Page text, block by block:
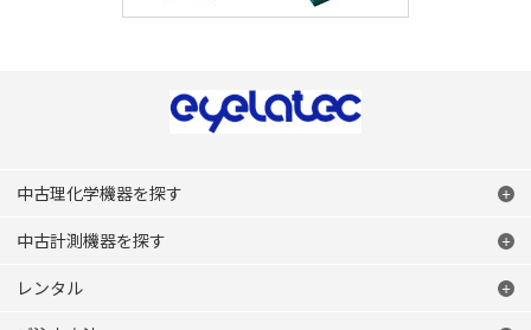
中古理化学機器を探す
中古計測機器を探す
レンタル